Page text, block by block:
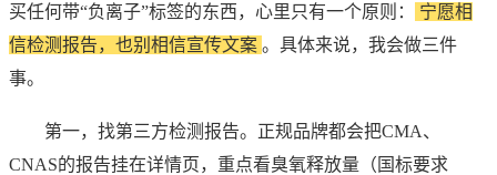
买任何带“负离子”标签的东西，心里只有一个原则：
宁愿相
信检测报告，也别相信宣传文案 。具体来说，我会做三件
事。
第一，找第三方检测报告。正规品牌都会把CMA、
CNAS的报告挂在详情页，重点看臭氧释放量（国标要求